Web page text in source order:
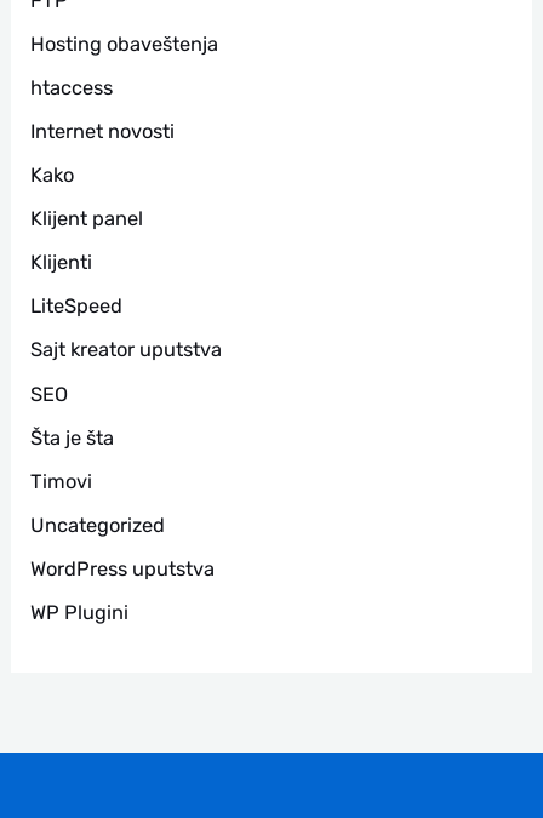
Hosting obaveštenja
htaccess
Internet novosti
Kako
Klijent panel
Klijenti
LiteSpeed
Sajt kreator uputstva
SEO
Šta je šta
Timovi
Uncategorized
WordPress uputstva
WP Plugini